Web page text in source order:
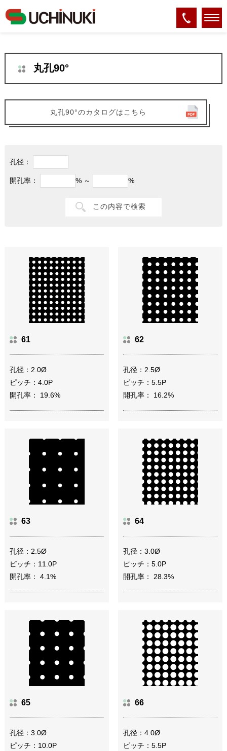
ホーム > 製品案内 > 丸孔90°
丸孔90°
丸孔90°のカタログはこちら
孔径：
開孔率： % ～ %
61
孔径：2.0Ø
ピッチ：4.0P
開孔率： 19.6%
62
孔径：2.5Ø
ピッチ：5.5P
開孔率： 16.2%
63
孔径：2.5Ø
ピッチ：11.0P
開孔率： 4.1%
64
孔径：3.0Ø
ピッチ：5.0P
開孔率： 28.3%
65
孔径：3.0Ø
ピッチ：10.0P
66
孔径：4.0Ø
ピッチ：5.5P